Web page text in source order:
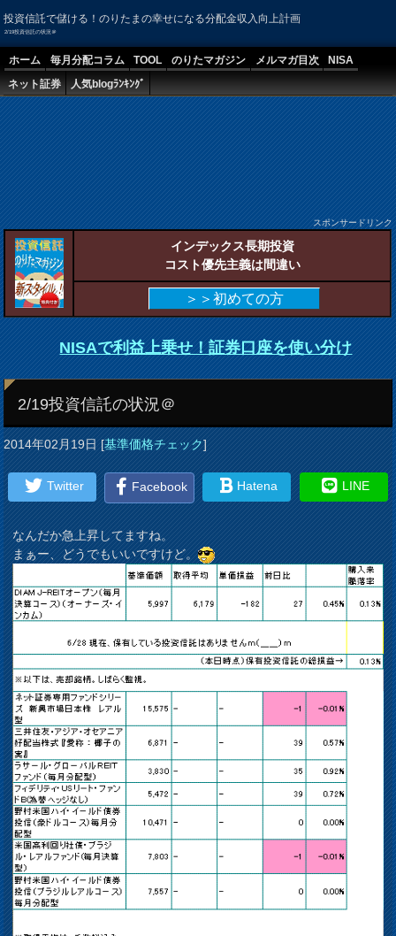
投資信託で儲ける！のりたまの幸せになる分配金収入向上計画
2/19投資信託の状況＠
ホーム 毎月分配コラム TOOL のりたマガジン メルマガ目次
NISA
ネット証券
人気blogﾗﾝｷﾝｸﾞ
スポンサードリンク
インデックス長期投資
コスト優先主義は間違い
＞＞初めての方
NISAで利益上乗せ！証券口座を使い分け
2/19投資信託の状況＠
2014年02月19日[基準価格チェック]
Twitter Facebook Hatena LINE
なんだか急上昇してますね。
まぁー、どうでもいいですけど。